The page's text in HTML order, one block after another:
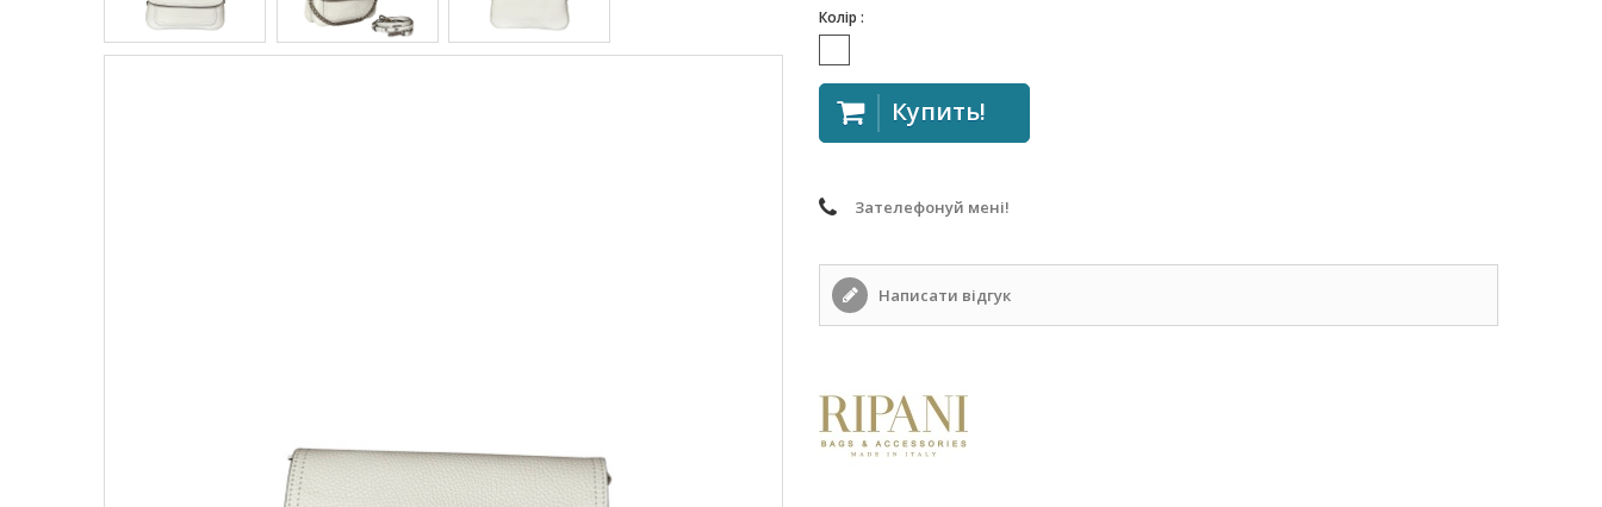
Колір :
Купить!
Зателефонуй мені!
Написати відгук